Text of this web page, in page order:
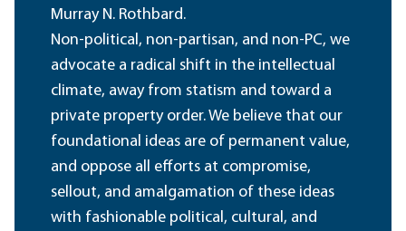
Murray N. Rothbard.
Non-political, non-partisan, and non-PC, we
advocate a radical shift in the intellectual
climate, away from statism and toward a
private property order. We believe that our
foundational ideas are of permanent value,
and oppose all efforts at compromise,
sellout, and amalgamation of these ideas
with fashionable political, cultural, and